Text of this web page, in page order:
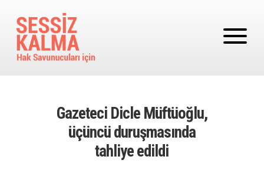
Gazeteci Dicle Müftüoğlu,
üçüncü duruşmasında
tahliye edildi